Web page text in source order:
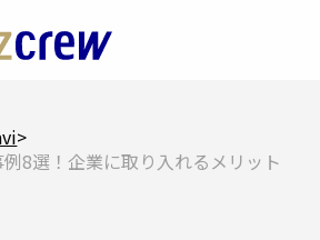
>
8選！企業に取り入れるメリット